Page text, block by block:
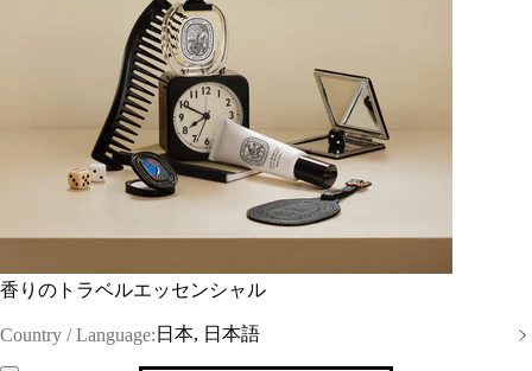
香りのトラベルエッセンシャル
Country / Language: 日本, 日本語